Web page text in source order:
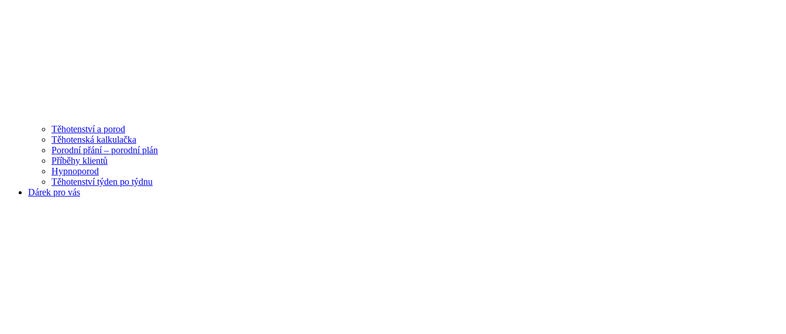
Těhotenství a porod
Těhotenská kalkulačka
Porodní přání – porodní plán
Příběhy klientů
Hypnoporod
Těhotenství týden po týdnu
Dárek pro vás